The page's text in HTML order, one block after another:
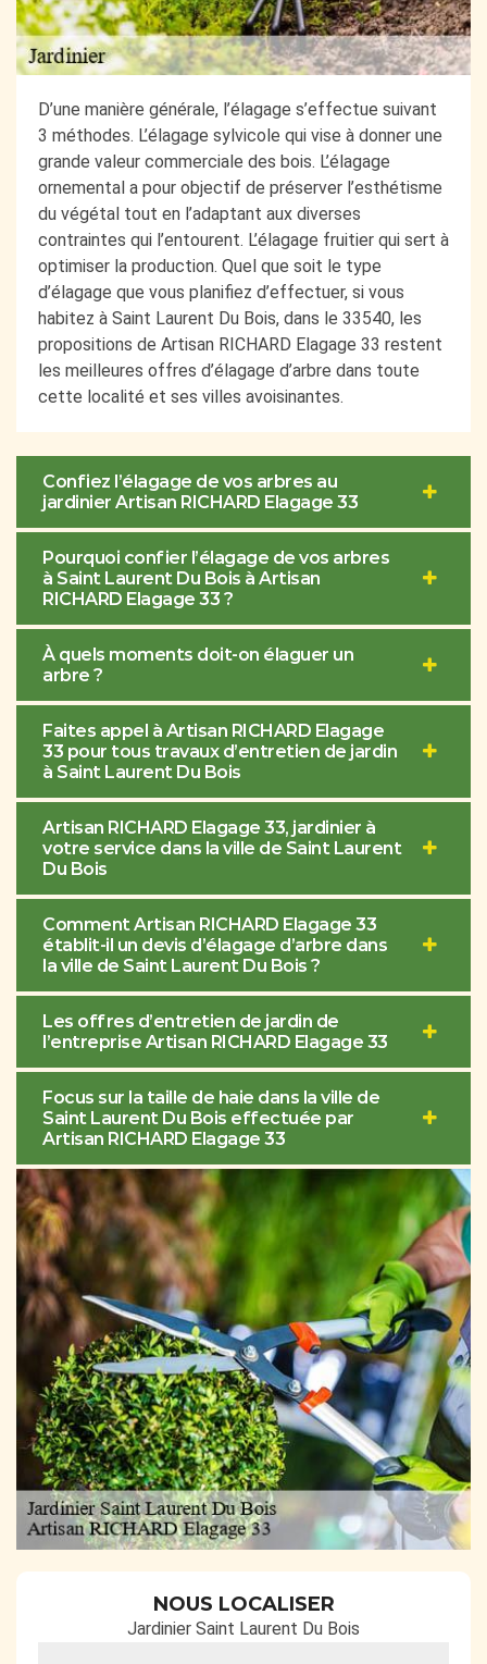
D’une manière générale, l’élagage s’effectue suivant
3 méthodes. L’élagage sylvicole qui vise à donner une
grande valeur commerciale des bois. L’élagage
ornemental a pour objectif de préserver l’esthétisme
du végétal tout en l’adaptant aux diverses
contraintes qui l’entourent. L’élagage fruitier qui sert à
optimiser la production. Quel que soit le type
d’élagage que vous planifiez d’effectuer, si vous
habitez à Saint Laurent Du Bois, dans le 33540, les
propositions de Artisan RICHARD Elagage 33 restent
les meilleures offres d’élagage d’arbre dans toute
cette localité et ses villes avoisinantes.
Confiez l’élagage de vos arbres au
jardinier Artisan RICHARD Elagage 33
Pourquoi confier l’élagage de vos arbres
à Saint Laurent Du Bois à Artisan
RICHARD Elagage 33 ?
À quels moments doit-on élaguer un
arbre ?
Faites appel à Artisan RICHARD Elagage
33 pour tous travaux d’entretien de jardin
à Saint Laurent Du Bois
Artisan RICHARD Elagage 33, jardinier à
votre service dans la ville de Saint Laurent
Du Bois
Comment Artisan RICHARD Elagage 33
établit-il un devis d’élagage d’arbre dans
la ville de Saint Laurent Du Bois ?
Les offres d’entretien de jardin de
l’entreprise Artisan RICHARD Elagage 33
Focus sur la taille de haie dans la ville de
Saint Laurent Du Bois effectuée par
Artisan RICHARD Elagage 33
NOUS LOCALISER
Jardinier Saint Laurent Du Bois